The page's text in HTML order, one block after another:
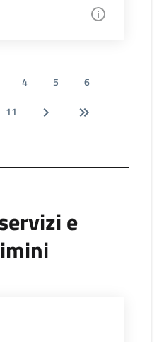
4 5
6
11
e